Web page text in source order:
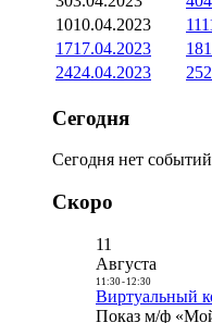
1010.04.2023 11
1717.04.2023 18
2424.04.2023 25
Сегодня
Сегодня нет событий
Скоро
11
Августа
11:30- 12:30
Виртуальный
Показ м/ф